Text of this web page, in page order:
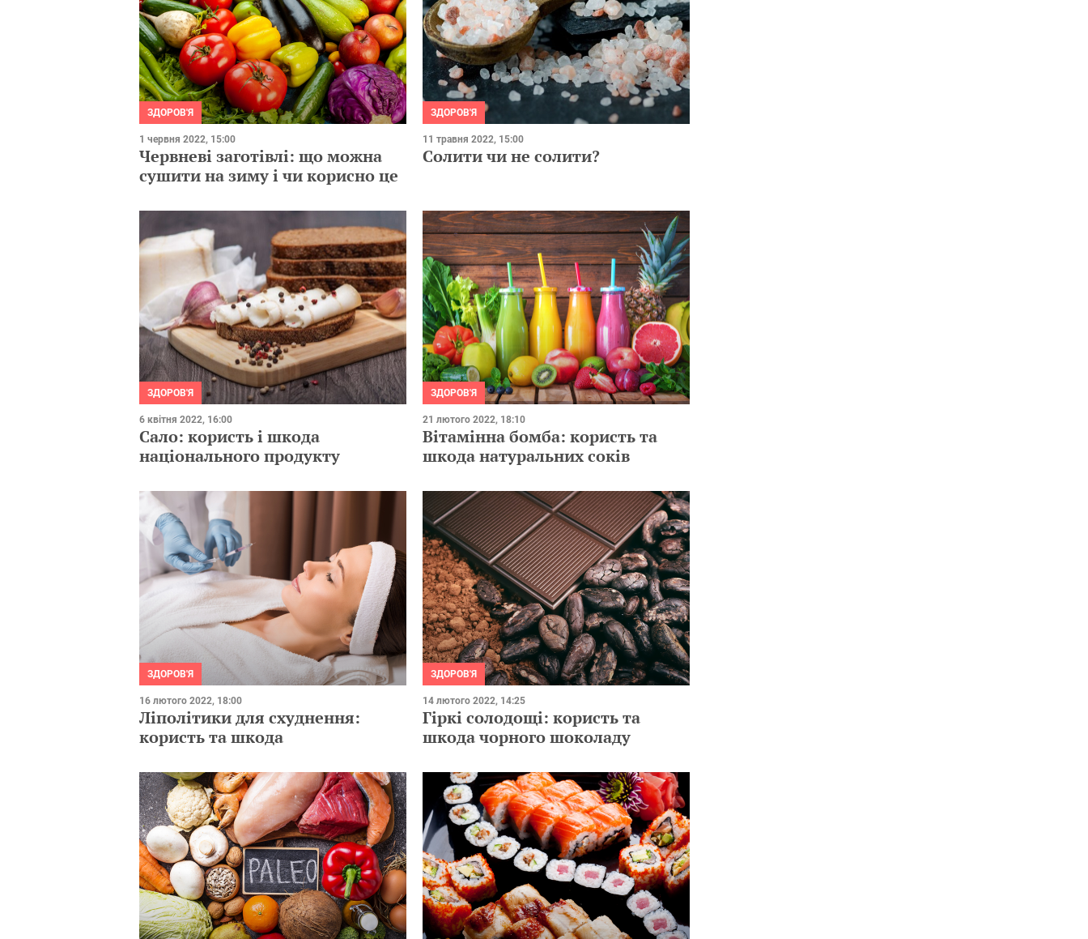
ЗДОРОВ'Я
1 червня 2022, 15:00
Червневі заготівлі: що можна
сушити на зиму і чи корисно це
ЗДОРОВ'Я
11 травня 2022, 15:00
Солити чи не солити?
ЗДОРОВ'Я
6 квітня 2022, 16:00
Сало: користь і шкода
національного продукту
ЗДОРОВ'Я
21 лютого 2022, 18:10
Вітамінна бомба: користь та
шкода натуральних соків
ЗДОРОВ'Я
16 лютого 2022, 18:00
Ліполітики для схуднення:
користь та шкода
ЗДОРОВ'Я
14 лютого 2022, 14:25
Гіркі солодощі: користь та
шкода чорного шоколаду